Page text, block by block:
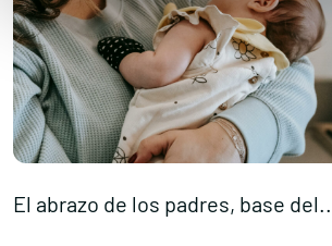
El abrazo de los padres, base del...